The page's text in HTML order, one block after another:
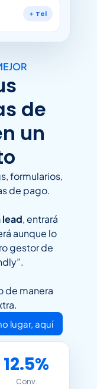
+ Tel
de
un
formularios,
de pago.
lead, entrará
aunque lo
gestor de
de manera
lugar, aquí
12.5%
Conv.